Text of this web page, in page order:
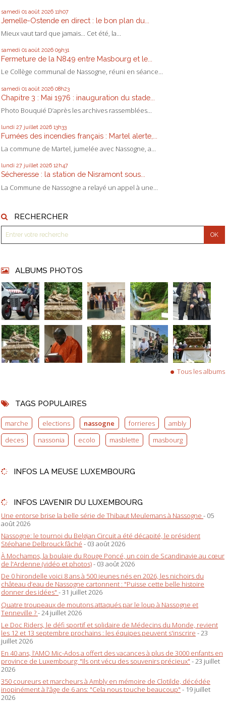
samedi 01 août 2026 11h07
Jemelle-Ostende en direct : le bon plan du...
Mieux vaut tard que jamais... Cet été, la...
samedi 01 août 2026 09h31
Fermeture de la N849 entre Masbourg et le...
Le Collège communal de Nassogne, réuni en séance...
samedi 01 août 2026 08h23
Chapitre 3 : Mai 1976 : inauguration du stade...
Photo Bouquié D’après les archives rassemblées...
lundi 27 juillet 2026 13h33
Fumées des incendies français : Martel alerte,...
La commune de Martel, jumelée avec Nassogne, a...
lundi 27 juillet 2026 12h47
Sécheresse : la station de Nisramont sous...
La Commune de Nassogne a relayé un appel à une...
RECHERCHER
ALBUMS PHOTOS
Tous les albums
TAGS POPULAIRES
marche elections nassogne forrieres
ambly
deces
nassonia ecolo masblette masbourg
INFOS LA MEUSE LUXEMBOURG
INFOS L'AVENIR DU LUXEMBOURG
Une entorse brise la belle série de Thibaut Meulemans à Nassogne - 05
août 2026
Nassogne: le tournoi du Belgian Circuit a été décapité, le président
Stéphane Delbrouck fâché - 03 août 2026
À Mochamps, la boulaie du Rouge Poncé, un coin de Scandinavie au cœur
de l'Ardenne (vidéo et photos)- 03 août 2026
De 0 hirondelle voici 8 ans à 500 jeunes nés en 2026, les nichoirs du
château d’eau de Nassogne cartonnent : "Puisse cette belle histoire
donner des idées" - 31 juillet 2026
Quatre troupeaux de moutons attaqués par le loup à Nassogne et
Tenneville ?- 24 juillet 2026
Le Doc Riders, le défi sportif et solidaire de Médecins du Monde, revient
les 12 et 13 septembre prochains : les équipes peuvent s'inscrire - 23
juillet 2026
En 40 ans, l’AMO Mic-Ados a offert des vacances à plus de 3000 enfants en
province de Luxembourg: "Ils ont vécu des souvenirs précieux" - 23 juillet
2026
350 coureurs et marcheurs à Ambly en mémoire de Clotilde, décédée
inopinément à l'âge de 6 ans: "Cela nous touche beaucoup" - 19 juillet
2026